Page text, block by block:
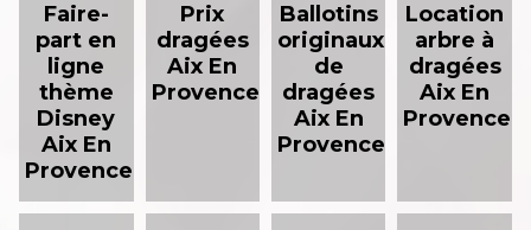
Faire-
part en
ligne
thème
Disney
Aix En
Provence
Prix
dragées
Aix En
Provence
Ballotins
originaux
de
dragées
Aix En
Provence
Location
arbre à
dragées
Aix En
Provence